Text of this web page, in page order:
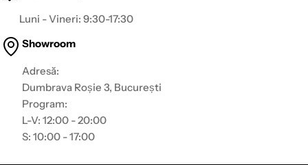
Luni - Vineri: 9:30-17:30
Showroom
Adresă:
Dumbrava Roșie 3, București
Program:
L-V: 12:00 - 20:00
S: 10:00 - 17:00